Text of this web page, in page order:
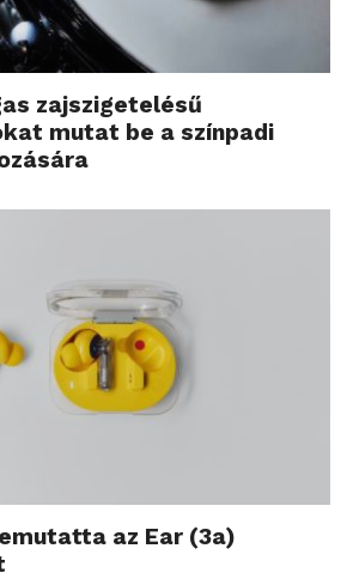
zajszigetelésű
mutat be a színpadi
az Ear (3a)